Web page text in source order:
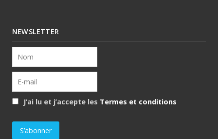
NEWSLETTER
J’ai lu et j’accepte les Termes et conditions